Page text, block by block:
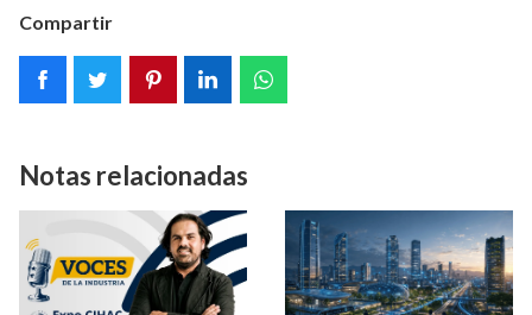
Compartir
Notas relacionadas